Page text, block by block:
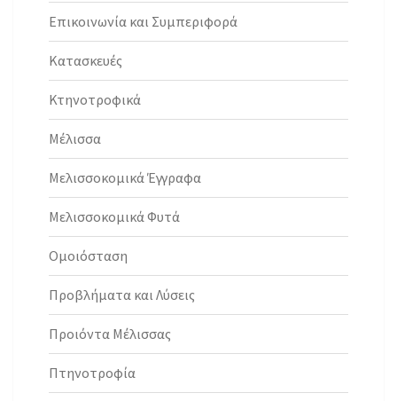
Επικοινωνία και Συμπεριφορά
Κατασκευές
Κτηνοτροφικά
Μέλισσα
Μελισσοκομικά Έγγραφα
Μελισσοκομικά Φυτά
Ομοιόσταση
Προβλήματα και Λύσεις
Προιόντα Μέλισσας
Πτηνοτροφία